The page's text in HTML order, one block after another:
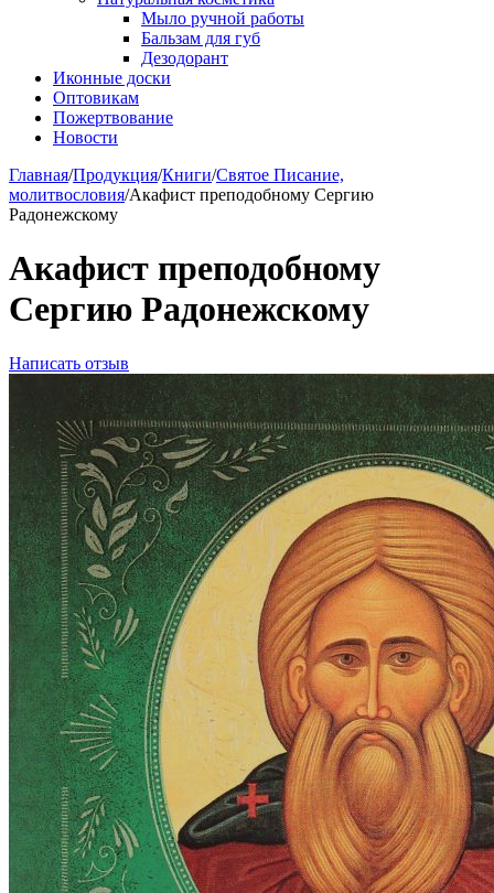
Мыло ручной работы
Бальзам для губ
Дезодорант
Иконные доски
Оптовикам
Пожертвование
Новости
Главная/Продукция/Книги/Святое Писание,
молитвословия/Акафист преподобному Сергию
Радонежскому
Акафист преподобному
Сергию Радонежскому
Написать отзыв